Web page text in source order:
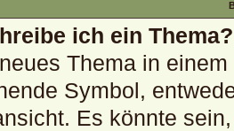
ich ein Thema?
Thema in
Symbol,
Es könnte